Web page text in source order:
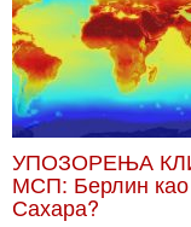
УПОЗОРЕЊА
МСП: Берлин
Сахара?